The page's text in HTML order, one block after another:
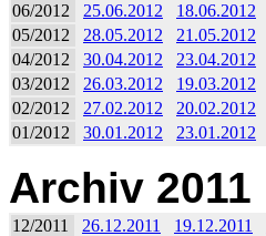
06/2012
25.06.2012 18.06.2012
05/2012
28.05.2012 21.05.2012
04/2012
30.04.2012 23.04.2012
03/2012
26.03.2012 19.03.2012
02/2012
27.02.2012 20.02.2012
01/2012
30.01.2012 23.01.2012
Archiv 2011
12/2011 26.12.2011 19.12.2011